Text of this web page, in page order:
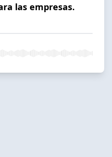
las empresas.